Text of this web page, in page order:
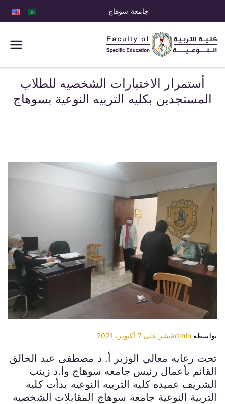
جامعة سوهاج
كلية التربية
النوعية
أستمرار الاختبارات الشخصيه للطلاب
المستجدين بكليه التربيه النوعية بسوهاج
بواسطةadminنشر على7 أكتوبر، 2021
تحت رعايه معالي الوزير أ. د مصطفى عبد الخالق
القائم بأعمال رئيس جامعه سوهاج وأ.د زينب
الشريف عميده كليه التربيه النوعيه بدأت كلية
التربية النوعية جامعة سوهاج المقابلات الشخصيه